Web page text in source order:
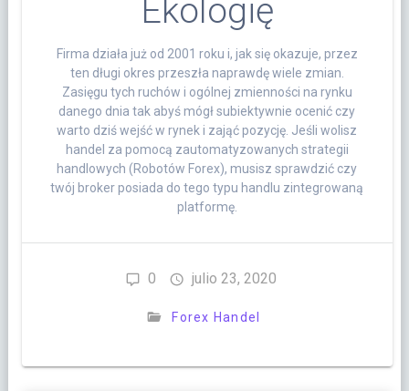
Ekologię
Firma działa już od 2001 roku i, jak się okazuje, przez
ten długi okres przeszła naprawdę wiele zmian.
Zasięgu tych ruchów i ogólnej zmienności na rynku
danego dnia tak abyś mógł subiektywnie ocenić czy
warto dziś wejść w rynek i zająć pozycję. Jeśli wolisz
handel za pomocą zautomatyzowanych strategii
handlowych (Robotów Forex), musisz sprawdzić czy
twój broker posiada do tego typu handlu zintegrowaną
platformę.
0 julio 23, 2020
Forex Handel